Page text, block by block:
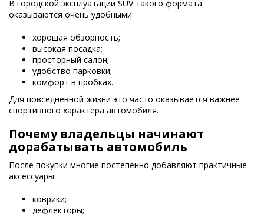
В городской эксплуатации SUV такого формата
оказываются очень удобными:
хорошая обзорность;
высокая посадка;
просторный салон;
удобство парковки;
комфорт в пробках.
Для повседневной жизни это часто оказывается важнее
спортивного характера автомобиля.
Почему владельцы начинают
дорабатывать автомобиль
После покупки многие постепенно добавляют практичные
аксессуары:
коврики;
дефлекторы;